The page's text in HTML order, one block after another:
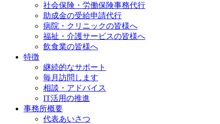
社会保険・労働保険事務代行
助成金の受給申請代行
病院・クリニックの皆様へ
福祉・介護サービスの皆様へ
飲食業の皆様へ
特徴
継続的なサポート
毎月訪問します
相談・アドバイス
IT活用の推進
事務所概要
代表あいさつ